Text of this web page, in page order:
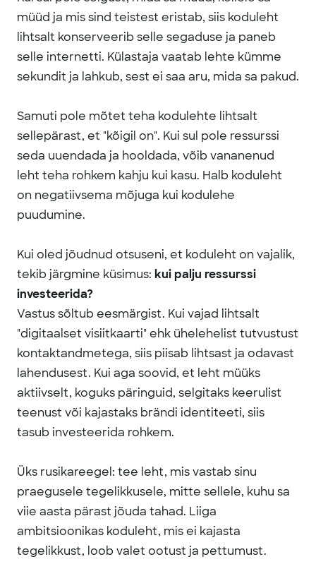
müüd ja mis sind teistest eristab, siis koduleht
lihtsalt konserveerib selle segaduse ja paneb
selle internetti. Külastaja vaatab lehte kümme
sekundit ja lahkub, sest ei saa aru, mida sa pakud.
Samuti pole mõtet teha kodulehte lihtsalt
sellepärast, et "kõigil on". Kui sul pole ressurssi
seda uuendada ja hooldada, võib vananenud
leht teha rohkem kahju kui kasu. Halb koduleht
on negatiivsema mõjuga kui kodulehe
puudumine.
Kui oled jõudnud otsuseni, et koduleht on vajalik,
tekib järgmine küsimus: kui palju ressurssi
investeerida?
Vastus sõltub eesmärgist. Kui vajad lihtsalt
"digitaalset visiitkaarti" ehk ühelehelist tutvustust
kontaktandmetega, siis piisab lihtsast ja odavast
lahendusest. Kui aga soovid, et leht müüks
aktiivselt, koguks päringuid, selgitaks keerulist
teenust või kajastaks brändi identiteeti, siis
tasub investeerida rohkem.
Üks rusikareegel: tee leht, mis vastab sinu
praegusele tegelikkusele, mitte sellele, kuhu sa
viie aasta pärast jõuda tahad. Liiga
ambitsioonikas koduleht, mis ei kajasta
tegelikkust, loob valet ootust ja pettumust.